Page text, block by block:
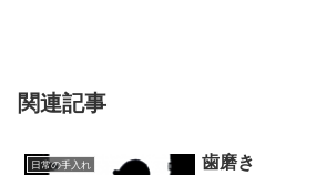
関連記事
日常の手入れ 歯磨き